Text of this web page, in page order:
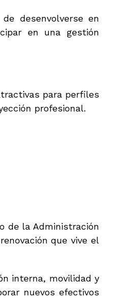
desenvolverse en
en una gestión
para perfiles
profesional.
de la Administración
que vive el
interna, movilidad y
nuevos efectivos